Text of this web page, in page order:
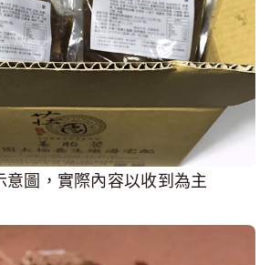
意圖，實際內容以收到為主